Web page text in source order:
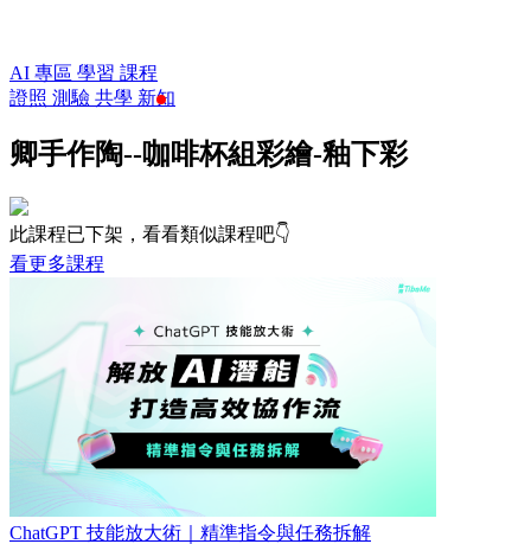
AI 專區 學習 課程
證照 測驗 共學 新知
卿手作陶--咖啡杯組彩繪-釉下彩
此課程已下架，看看類似課程吧👇
看更多課程
ChatGPT 技能放大術｜精準指令與任務拆解